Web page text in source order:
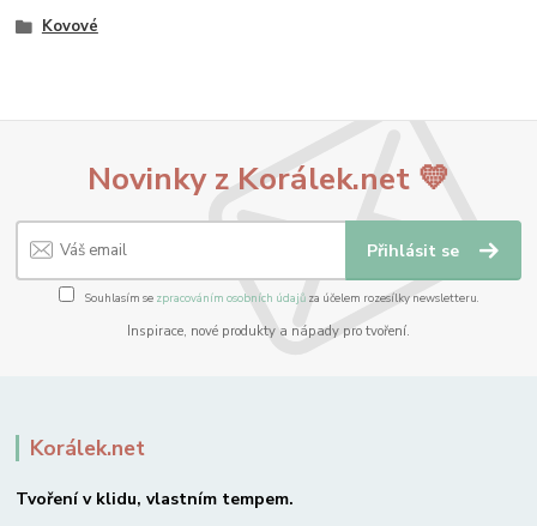
Kovové
Novinky z Korálek.net 💛
Přihlásit se
Souhlasím se zpracováním osobních údajůza účelem rozesílky newsletteru.
Inspirace, nové produkty a nápady pro tvoření.
Korálek.net
Tvoření v klidu, vlastním tempem.